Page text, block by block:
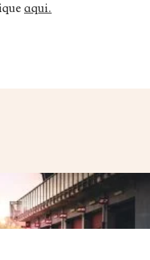
aqui.